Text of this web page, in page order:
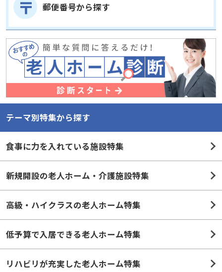
郵便番号から探す
テーマ別特集から探す
食事に力を入れている施設特集
新規開設の老人ホーム・介護施設特集
高級・ハイクラスの老人ホーム特集
低予算で入居できる老人ホーム特集
リハビリが充実した老人ホーム特集